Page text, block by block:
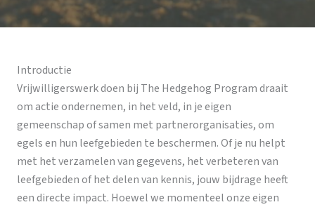
Introductie
Vrijwilligerswerk doen bij The Hedgehog Program draait
om actie ondernemen, in het veld, in je eigen
gemeenschap of samen met partnerorganisaties, om
egels en hun leefgebieden te beschermen. Of je nu helpt
met het verzamelen van gegevens, het verbeteren van
leefgebieden of het delen van kennis, jouw bijdrage heeft
een directe impact. Hoewel we momenteel onze eigen